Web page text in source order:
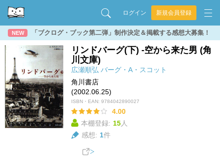
ログイン 新規会員登録
NEW 「ブクログ・ブック第二弾」制作決定＆掲載する感想大募集！
リンドバーグ(下) -空から来た男 (角
川文庫)
広瀬順弘 バーグ・A・スコット
角川書店
(2002.06.25)
ISBN・EAN: 9784042890027
4.00
本棚登録: 15人
感想: 1件